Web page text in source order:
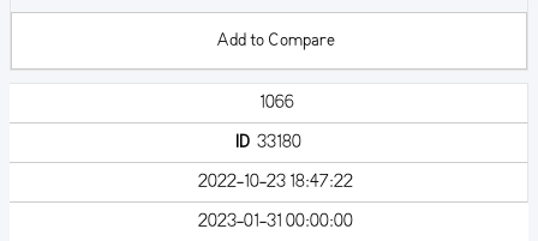
Add to Compare
1066
ID 33180
2022-10-23 18:47:22
2023-01-31 00:00:00